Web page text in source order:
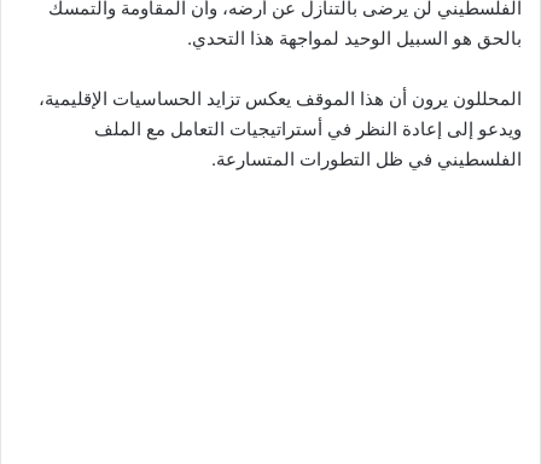
الفلسطيني لن يرضى بالتنازل عن أرضه، وأن المقاومة والتمسك
بالحق هو السبيل الوحيد لمواجهة هذا التحدي.
المحللون يرون أن هذا الموقف يعكس تزايد الحساسيات الإقليمية،
ويدعو إلى إعادة النظر في أستراتيجيات التعامل مع الملف
الفلسطيني في ظل التطورات المتسارعة.